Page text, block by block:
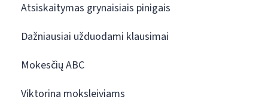
Atsiskaitymas grynaisiais pinigais
Dažniausiai užduodami klausimai
Mokesčių ABC
Viktorina moksleiviams